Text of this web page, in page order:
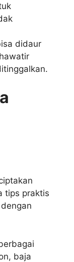
didaur
tips praktis
baja